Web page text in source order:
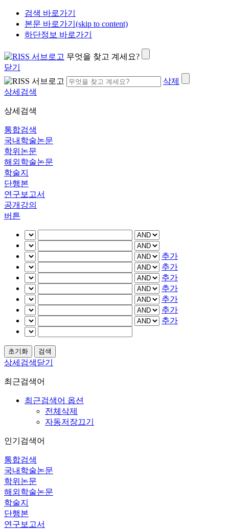
검색 바로가기
본문 바로가기(skip to content)
하단정보 바로가기
무엇을 찾고 계세요?
닫기
삭제
상세검색
상세검색
통합검색
국내학술논문
학위논문
해외학술논문
학술지
단행본
연구보고서
공개강의
버튼
추가
추가
추가
추가
추가
추가
추가
상세검색닫기
최근검색어
최근검색어 옵션
전체삭제
자동저장끄기
인기검색어
통합검색
국내학술논문
학위논문
해외학술논문
학술지
단행본
연구보고서